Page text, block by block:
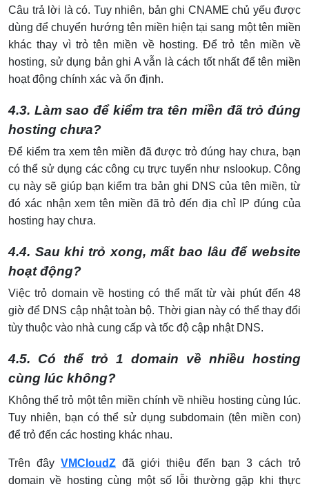
Câu trả lời là có. Tuy nhiên, bản ghi CNAME chủ yếu được
dùng để chuyển hướng tên miền hiện tại sang một tên miền
khác thay vì trỏ tên miền về hosting. Để trỏ tên miền về
hosting, sử dụng bản ghi A vẫn là cách tốt nhất để tên miền
hoạt động chính xác và ổn định.
4.3. Làm sao để kiểm tra tên miền đã trỏ đúng
hosting chưa?
Để kiểm tra xem tên miền đã được trỏ đúng hay chưa, bạn
có thể sử dụng các công cụ trực tuyến như nslookup. Công
cụ này sẽ giúp bạn kiểm tra bản ghi DNS của tên miền, từ
đó xác nhận xem tên miền đã trỏ đến địa chỉ IP đúng của
hosting hay chưa.
4.4. Sau khi trỏ xong, mất bao lâu để website
hoạt động?
Việc trỏ domain về hosting có thể mất từ vài phút đến 48
giờ để DNS cập nhật toàn bộ. Thời gian này có thể thay đổi
tùy thuộc vào nhà cung cấp và tốc độ cập nhật DNS.
4.5. Có thể trỏ 1 domain về nhiều hosting
cùng lúc không?
Không thể trỏ một tên miền chính về nhiều hosting cùng lúc.
Tuy nhiên, bạn có thể sử dụng subdomain (tên miền con)
để trỏ đến các hosting khác nhau.
Trên đây VMCloudZ đã giới thiệu đến bạn 3 cách trỏ
domain về hosting cùng một số lỗi thường gặp khi thực